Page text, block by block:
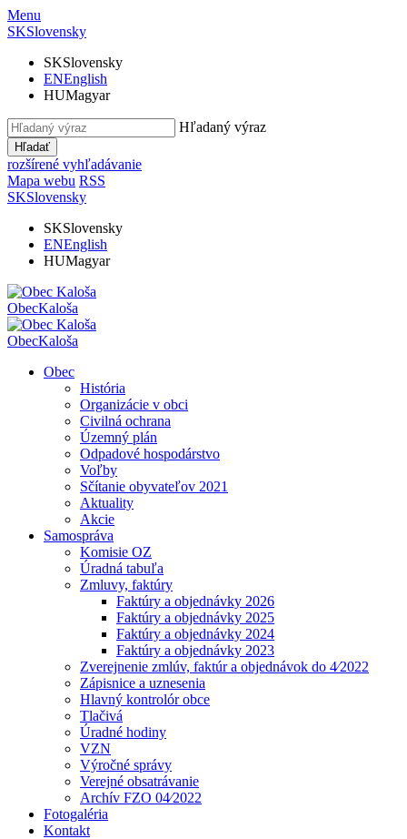
Menu
SKSlovensky
SKSlovensky
ENEnglish
HUMagyar
Hľadaný výraz
Hľadať
rozšírené vyhľadávanie
Mapa webu RSS
SKSlovensky
SKSlovensky
ENEnglish
HUMagyar
ObecKaloša
ObecKaloša
Obec
História
Organizácie v obci
Civilná ochrana
Územný plán
Odpadové hospodárstvo
Voľby
Sčítanie obyvateľov 2021
Aktuality
Akcie
Samospráva
Komisie OZ
Úradná tabuľa
Zmluvy, faktúry
Faktúry a objednávky 2026
Faktúry a objednávky 2025
Faktúry a objednávky 2024
Faktúry a objednávky 2023
Zverejnenie zmlúv, faktúr a objednávok do 4⁄2022
Zápisnice a uznesenia
Hlavný kontrolór obce
Tlačivá
Úradné hodiny
VZN
Výročné správy
Verejné obsatrávanie
Archív FZO 04⁄2022
Fotogaléria
Kontakt